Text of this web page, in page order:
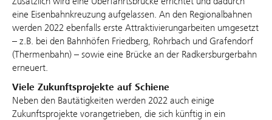
eine Eisenbahnkreuzung aufgelassen. An den Regionalbahnen
werden 2022 ebenfalls erste Attraktivierungarbeiten umgesetzt
– z.B. bei den Bahnhöfen Friedberg, Rohrbach und Grafendorf
(Thermenbahn) – sowie eine Brücke an der Radkersburgerbahn
erneuert.
Viele Zukunftsprojekte auf Schiene
Neben den Bautätigkeiten werden 2022 auch einige
Zukunftsprojekte vorangetrieben, die sich künftig in ein